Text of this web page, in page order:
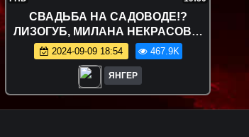
СВАДЬБА НА САДОВОДЕ!?
ЛИЗОГУБ, МИЛАНА НЕКРАСОВА,
СОФА КУПЕР, ВАСЯ АЛДЕРСОН
2024-09-09 18:54 467.9K
ЯНГЕР